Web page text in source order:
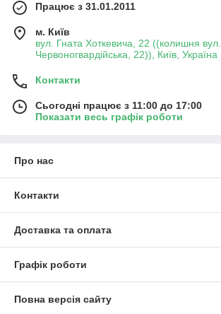
Працює з 31.01.2011
м. Київ
вул. Гната Хоткевича, 22 ((колишня вул.
Червоногвардійська, 22)), Київ, Україна
Контакти
Сьогодні працює з 11:00 до 17:00
Показати весь графік роботи
Про нас
Контакти
Доставка та оплата
Графік роботи
Повна версія сайту